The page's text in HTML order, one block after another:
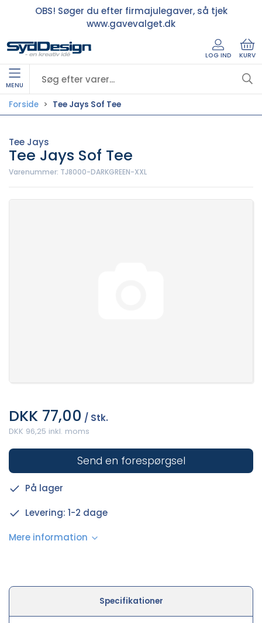
OBS! Søger du efter firmajulegaver, så tjek
www.gavevalget.dk
LOG IND KURV
MENU
Forside Tee Jays Sof Tee
Tee Jays
Tee Jays Sof Tee
Varenummer: TJ8000-DARKGREEN-XXL
DKK 77,00 / Stk.
DKK 96,25 inkl. moms
Send en forespørgsel
På lager
Levering: 1-2 dage
Mere information
Specifikationer